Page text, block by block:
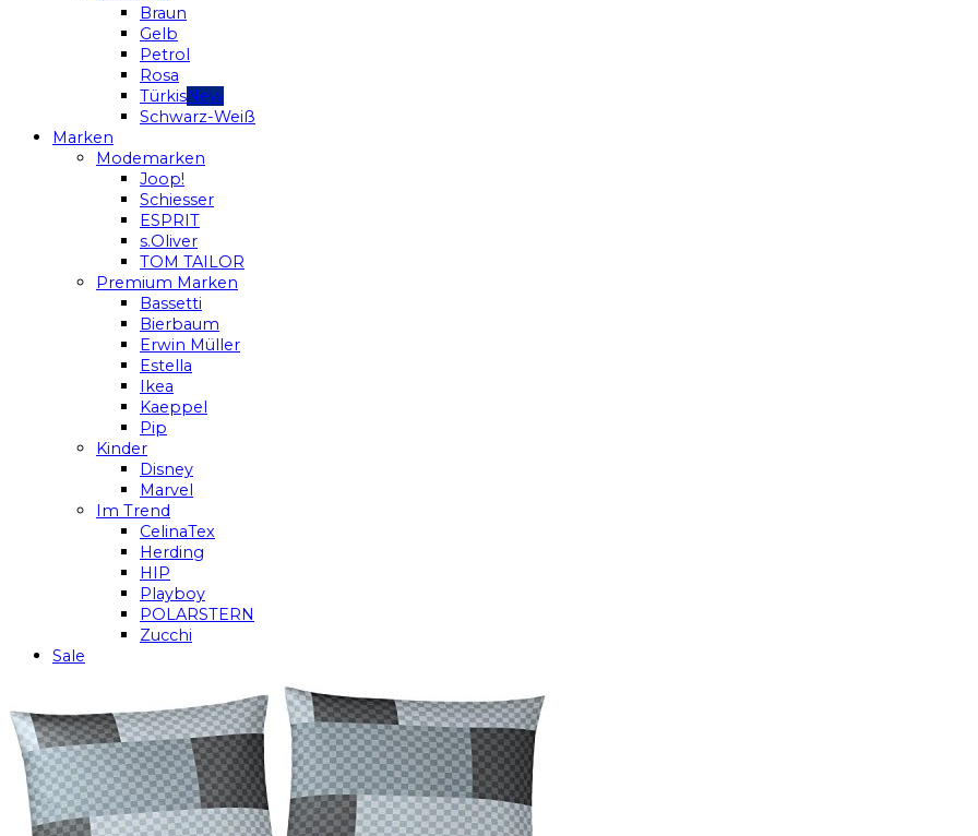
Braun
Gelb
Petrol
Rosa
Türkis
Schwarz-Weiß
Marken
Modemarken
Joop!
Schiesser
ESPRIT
s.Oliver
TOM TAILOR
Premium Marken
Bassetti
Bierbaum
Erwin Müller
Estella
Ikea
Kaeppel
Pip
Kinder
Disney
Marvel
Im Trend
CelinaTex
Herding
HIP
Playboy
POLARSTERN
Zucchi
Sale